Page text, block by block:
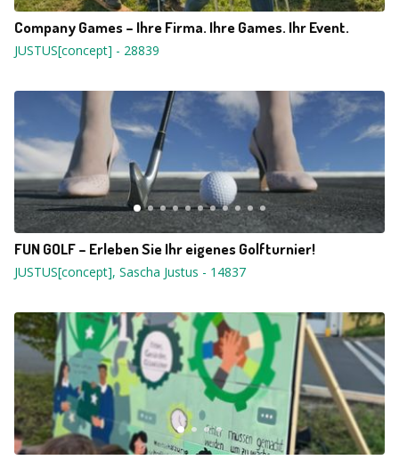
Company Games – Ihre Firma. Ihre Games. Ihr Event.
JUSTUS[concept] - 28839
FUN GOLF – Erleben Sie Ihr eigenes Golfturnier!
JUSTUS[concept], Sascha Justus - 14837